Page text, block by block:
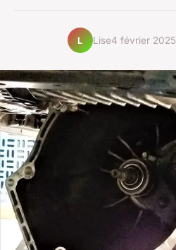
L Lise4 février 2025